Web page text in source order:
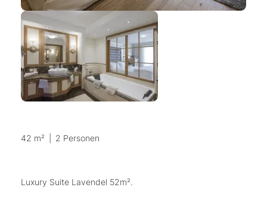
42 m² 2 Personen
Luxury Suite Lavendel 52m².